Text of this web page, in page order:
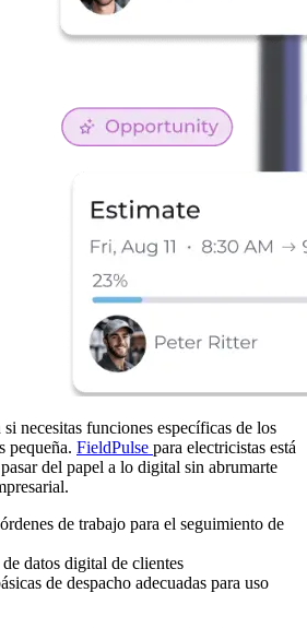
necesitas funciones específicas de los
pequeña. FieldPulse para electricistas está
del papel a lo digital sin abrumarte
de trabajo para el seguimiento de
datos digital de clientes
de despacho adecuadas para uso